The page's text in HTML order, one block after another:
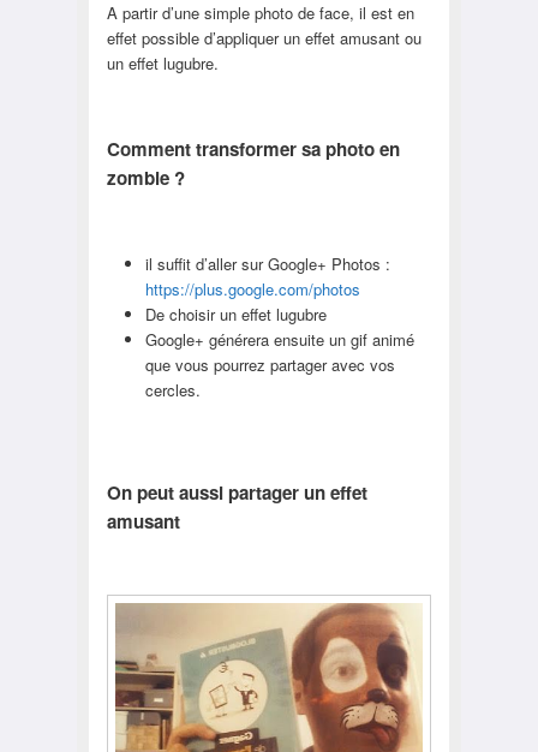
A partir d’une simple photo de face, il est en
effet possible d’appliquer un effet amusant ou
un effet lugubre.
Comment transformer sa photo en
zombie ?
il suffit d’aller sur Google+ Photos :
https://plus.google.com/photos
De choisir un effet lugubre
Google+ générera ensuite un gif animé
que vous pourrez partager avec vos
cercles.
On peut aussi partager un effet
amusant